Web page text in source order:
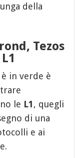
della
Tezos
in verde è
le L1, quegli
di una
e ai